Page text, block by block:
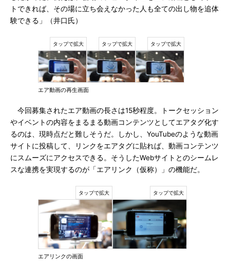
トできれば、その場に立ち会えなかった人も全ての出し物を追体
験できる」（井口氏）
エア動画の再生画面
今回募集されたエア動画の長さは15秒程度。トークセッション
やイベントの内容をまるまる動画コンテンツとしてエアタグ化す
るのは、現時点だと難しそうだ。しかし、YouTubeのような動画
サイトに投稿して、リンクをエアタグに貼れば、動画コンテンツ
にスムーズにアクセスできる。そうしたWebサイトとのシームレ
スな連携を実現するのが「エアリンク（仮称）」の機能だ。
エアリンクの画面